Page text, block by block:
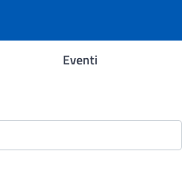
Eventi